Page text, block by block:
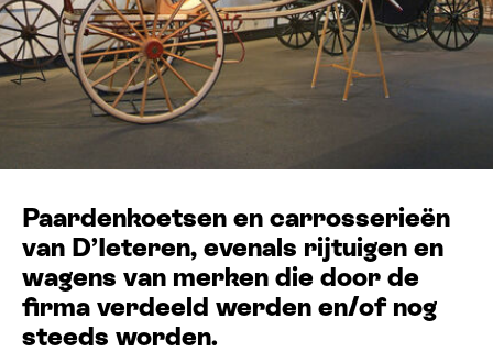
Paardenkoetsen en carrosserieën
van D’Ieteren, evenals rijtuigen en
wagens van merken die door de
firma verdeeld werden en/​of nog
steeds worden.